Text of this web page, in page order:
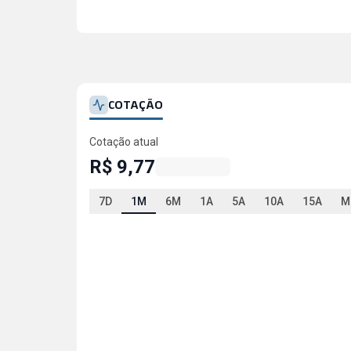
COTAÇÃO
Cotação atual
R$ 9,77
7D 1M 6M 1A 5A 10A 15A